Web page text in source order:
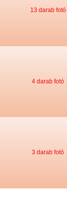
13 darab fotó
4 darab fotó
3 darab fotó